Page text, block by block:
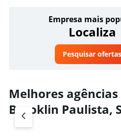
Empresa mais
Localiza
Pesquisar ofertas
Melhores
Brooklin Paulista,